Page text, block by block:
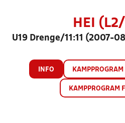
HEI
U19 Drenge/11:11 (2007-
INFO KAMPPROGRAM
KAMPPROGRAM